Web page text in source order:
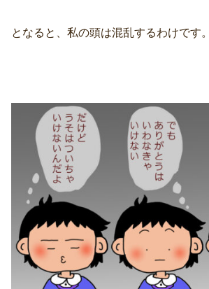
となると、私の頭は混乱するわけです。